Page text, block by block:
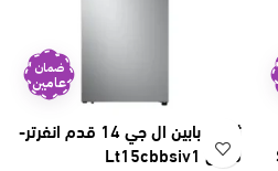
ضمان
عامين
ثلاجة بابين ال جي 14 قدم انفرتر-
فضي Lt15cbbsiv1